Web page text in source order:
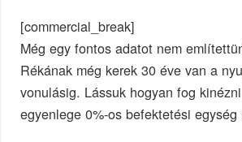
[commercial_break]
Még egy fontos adatot nem
Rékának még kerek 30 éve van a
vonulásig. Lássuk hogyan fog
egyenlege 0%-os befektetési